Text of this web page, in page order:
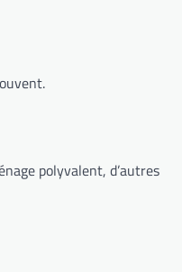
polyvalent, d’autres